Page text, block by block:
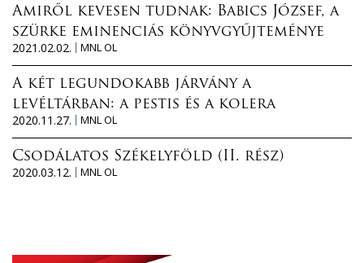
Amiről kevesen tudnak: Babics József, a
szürke eminenciás könyvgyűjteménye
2021.02.02.
MNL OL
A két legundokabb járvány a
levéltárban: a pestis és a kolera
2020.11.27.
MNL OL
Csodálatos Székelyföld (II. rész)
2020.03.12.
MNL OL